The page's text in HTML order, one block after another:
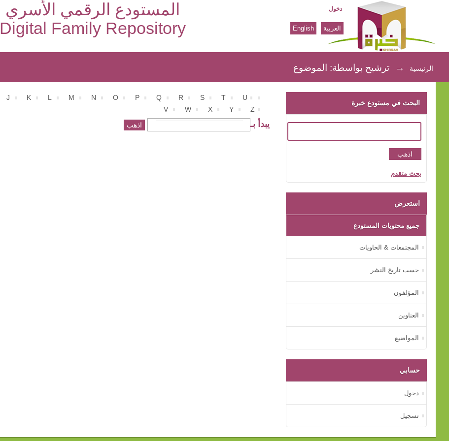
المستودع الرقمي الأسري
Digital Family Repository
ترشيح بواسطة: الموضوع
دخول
العربية English
الرئيسية → ترشيح بواسطة: الموضوع
J K L M N O P Q R S T
U
V
W X Y Z
يبدأ بـ
البحث في مستودع خبرة
بحث متقدم
استعرض
جميع محتويات المستودع
المجتمعات & الحاويات
حسب تاريخ النشر
المؤلفون
العناوين
المواضيع
حسابي
دخول
تسجيل